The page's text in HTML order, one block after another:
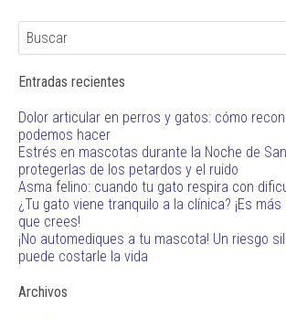
Entradas recientes
Dolor articular en perros y gatos: cómo
podemos hacer
Estrés en mascotas durante la Noche de
protegerlas de los petardos y el ruido
Asma felino: cuando tu gato respira con
¿Tu gato viene tranquilo a la clínica? ¡Es
que crees!
¡No automediques a tu mascota! Un riesgo
puede costarle la vida
Archivos